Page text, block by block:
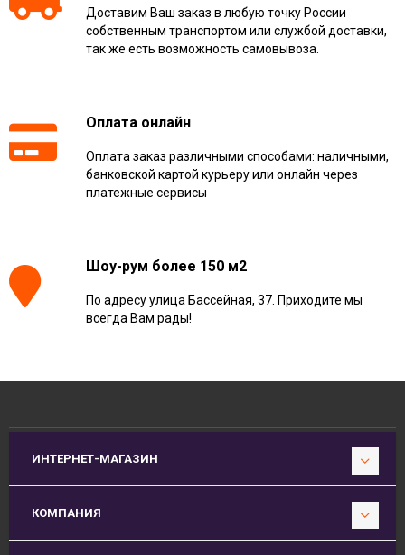
Доставим Ваш заказ в любую точку России
собственным транспортом или службой доставки,
так же есть возможность самовывоза.
Оплата онлайн
Оплата заказ различными способами: наличными,
банковской картой курьеру или онлайн через
платежные сервисы
Шоу-рум более 150 м2
По адресу улица Бассейная, 37. Приходите мы
всегда Вам рады!
ИНТЕРНЕТ-МАГАЗИН
КОМПАНИЯ